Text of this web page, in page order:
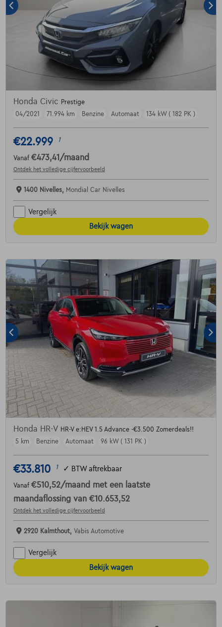
Honda Civic Prestige
04/2021
71.994 km Benzine Automaat 134 kW ( 182 PK )
€22.999 1
Vanaf €473,41 /maand
Ontdek het volledige cijfervoorbeeld
1400 Nivelles, Mondial Car Nivelles
Vergelijk
Bekijk wagen
Honda HR-V HR-V e:HEV 1.5 Advance -€3.500 Zomerdeals!!
5 km
Benzine Automaat 96 kW ( 131 PK )
€33.810 1 ✓ BTW aftrekbaar
Vanaf €510,52/maand met een laatste
maandaflossing van €10.653,52
Ontdek het volledige cijfervoorbeeld
2920 Kalmthout, Vabis Automotive
Vergelijk
Bekijk wagen